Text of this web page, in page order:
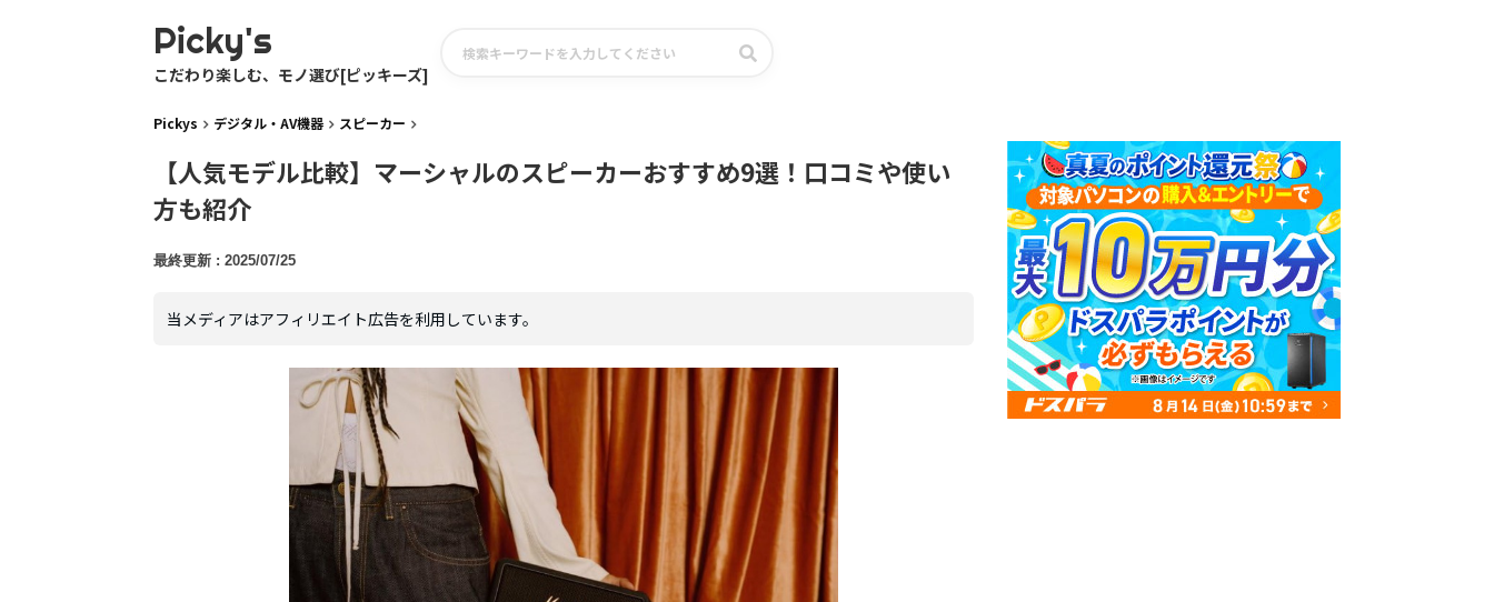
Picky's
こだわり楽しむ、モノ選び[ピッキーズ]
Pickys デジタル・AV機器 スピーカー
【人気モデル比較】マーシャルのスピーカーおすすめ9選！口コミや使い
方も紹介
2025/07/25
当メディアはアフィリエイト広告を利用しています。